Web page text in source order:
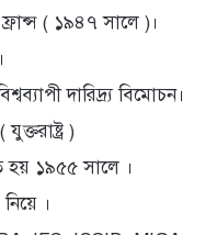
( ১৯৪৭ সালে )।
দারিদ্র্য বিমোচন।
)
হয় ১৯৫৫ সালে ।
।